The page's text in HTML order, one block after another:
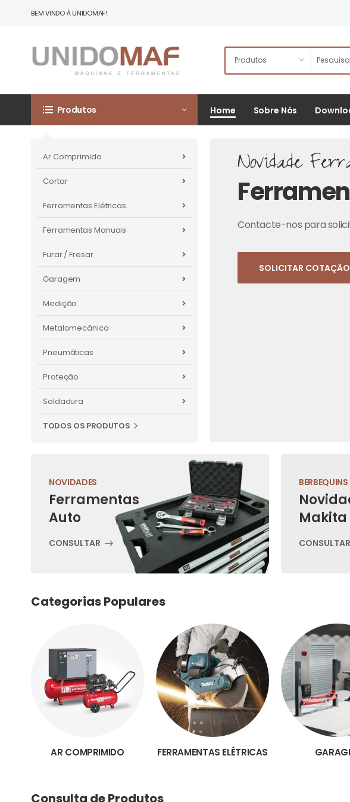
BEM VINDO À UNIDOMAF!
Produtos
Ar Comprimido
Cortar
Ferramentas Elétricas
Ferramentas Manuais
Furar / Fresar
Garagem
Medição
Metalomecânica
Pneumáticas
Proteção
Soldadura
TODOS OS PRODUTOS
Home Sobre Nós
Novidade
Contacte-nos para
SOLICITAR COTAÇÃO
NOVIDADES
Ferramentas
Auto
CONSULTAR
BERBEQUINS
Makita
CONSULTAR
Categorias Populares
AR COMPRIMIDO FERRAMENTAS ELÉTRICAS
Consulta de Produtos